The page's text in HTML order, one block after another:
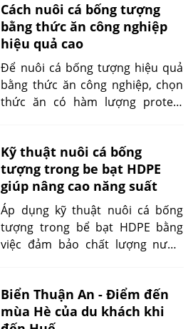
thường xuyên. Đảm bảo môi
trường nước sạch, duy trì mật độ
cá hợp lý.
Cách nuôi cá bống tượng
bằng thức ăn công nghiệp
hiệu quả cao
Để nuôi cá bống tượng hiệu quả
bằng thức ăn công nghiệp, chọn
thức ăn có hàm lượng protein
hợp lý, theo dõi sự phát triển của
cá, điều chỉnh lượng thức ăn khi
cần.
Kỹ thuật nuôi cá bống
tượng trong be bạt HDPE
giúp nâng cao năng suất
Áp dụng kỹ thuật nuôi cá bống
tượng trong bể bạt HDPE bằng
việc đảm bảo chất lượng nước,
nuôi cá có thể tối ưu hóa năng
suất, đảm bảo sự phát triển bền
Biển Thuận An - Điểm đến
mùa Hè của du khách khi